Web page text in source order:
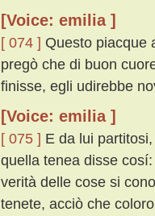
[Voice: emilia ]
[ 074 ] Questo piacque
pregò che di buon
finisse, egli udirebbe
[Voice: emilia ]
[ 075 ] E da lui
quella tenea disse
verità delle cose si
tenete, acciò che